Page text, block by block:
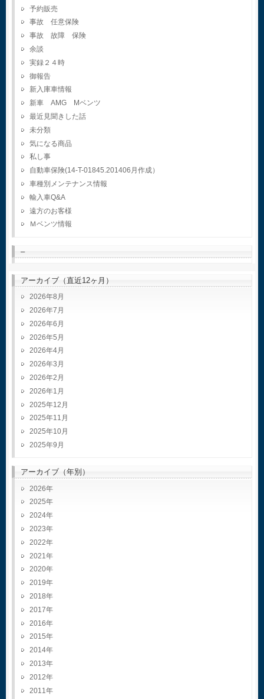
予約販売
事故 任意保険
事故 故障 保険
余談
実録２４時
御報告
新入庫車情報
新車 AMG Mベンツ
最近見聞きした話
未分類
気になる商品
私し事
自動車保険(14-T-01845.201406月作成）
車種別メンテナンス情報
輸入車Q&A
遠方のお客様
Ｍベンツ情報
–
アーカイブ（直近12ヶ月）
2026年8月
2026年7月
2026年6月
2026年5月
2026年4月
2026年3月
2026年2月
2026年1月
2025年12月
2025年11月
2025年10月
2025年9月
アーカイブ（年別）
2026
2025
2024
2023
2022
2021
2020
2019
2018
2017
2016
2015
2014
2013
2012
2011